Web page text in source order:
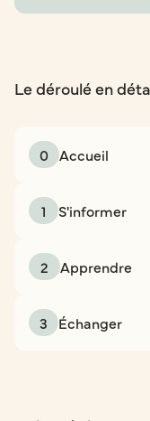
Le déroulé en
0 Accueil
1 S'informer
2 Apprendre
3 Échanger